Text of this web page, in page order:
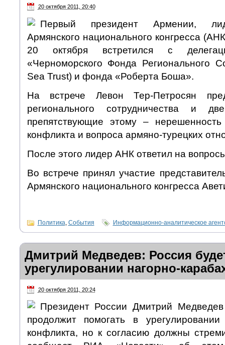
20 октября 2011, 20:40
Первый президент Армении,
Армянского национального конгресса
20 октября встретился с
«Черноморского Фонда Регионального
Sea Trust) и фонда «Роберта Боша».
На встрече Левон Тер-Петросян
регионального сотрудничества и
препятствующие этому – нерешенность
конфликта и вопроса армяно-турецких
После этого лидер АНК ответил на
Во встрече принял участие
Армянского национального конгресса
Политика События Информационно-аналитическое
Дмитрий Медведев: Россия
урегулировании нагорно-
20 октября 2011, 20:24
Президент России Дмитрий
продолжит помогать в урегулировании
конфликта, но к согласию должны